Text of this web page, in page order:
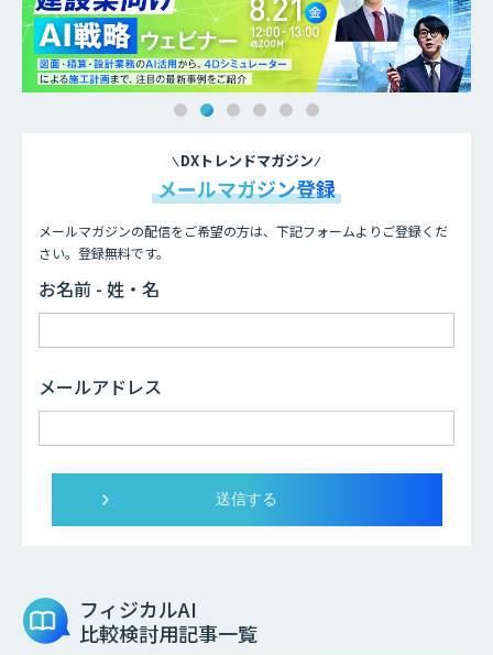
DXトレンドマガジン
メールマガジン登録
メールマガジンの配信をご希望の方は、下記フォームよりご登録くだ
さい。登録無料です。
お名前 - 姓・名
メールアドレス
フィジカルAI
比較検討用記事一覧